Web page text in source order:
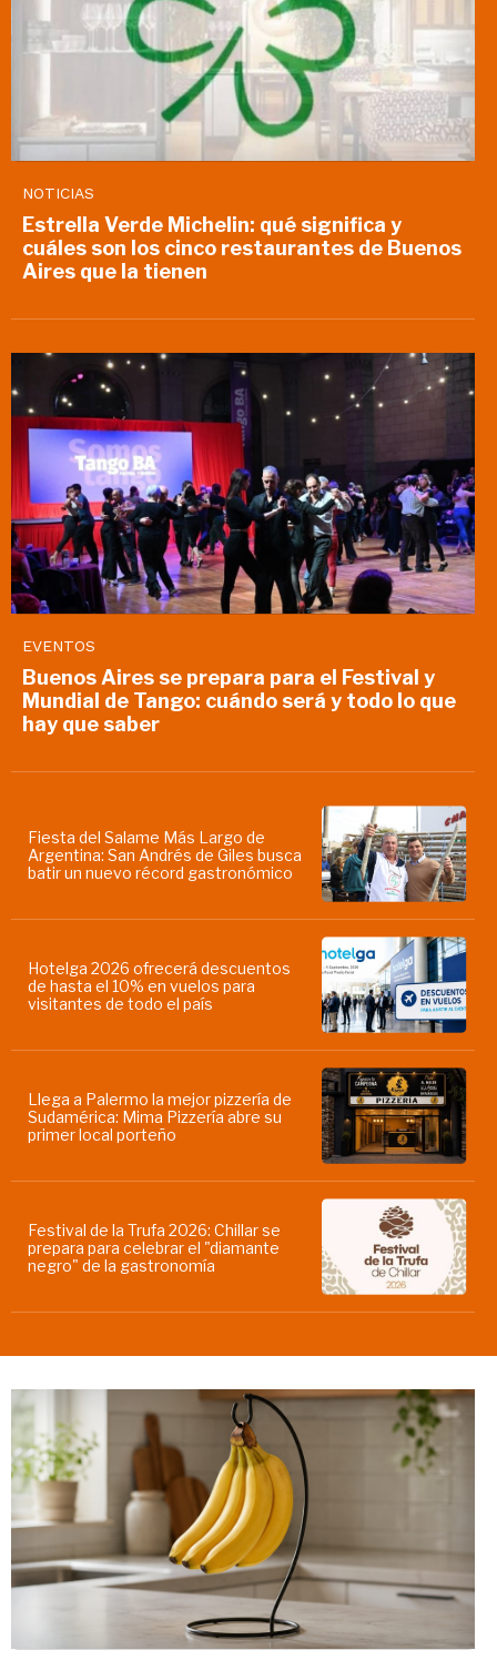
NOTICIAS
Estrella Verde Michelin: qué significa y
cuáles son los cinco restaurantes de Buenos
Aires que la tienen
EVENTOS
Buenos Aires se prepara para el Festival y
Mundial de Tango: cuándo será y todo lo que
hay que saber
Fiesta del Salame Más Largo de
Argentina: San Andrés de Giles busca
batir un nuevo récord gastronómico
Hotelga 2026 ofrecerá descuentos
de hasta el 10% en vuelos para
visitantes de todo el país
Llega a Palermo la mejor pizzería de
Sudamérica: Mima Pizzería abre su
primer local porteño
Festival de la Trufa 2026: Chillar se
prepara para celebrar el "diamante
negro" de la gastronomía